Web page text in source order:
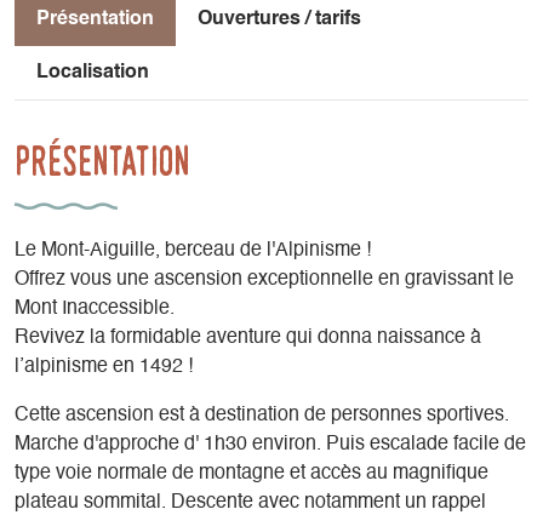
Présentation Ouvertures / tarifs
Localisation
Présentation
Le Mont-Aiguille, berceau de l'Alpinisme !
Offrez vous une ascension exceptionnelle en gravissant le
Mont Inaccessible.
Revivez la formidable aventure qui donna naissance à
l’alpinisme en 1492 !
Cette ascension est à destination de personnes sportives.
Marche d'approche d' 1h30 environ. Puis escalade facile de
type voie normale de montagne et accès au magnifique
plateau sommital. Descente avec notamment un rappel